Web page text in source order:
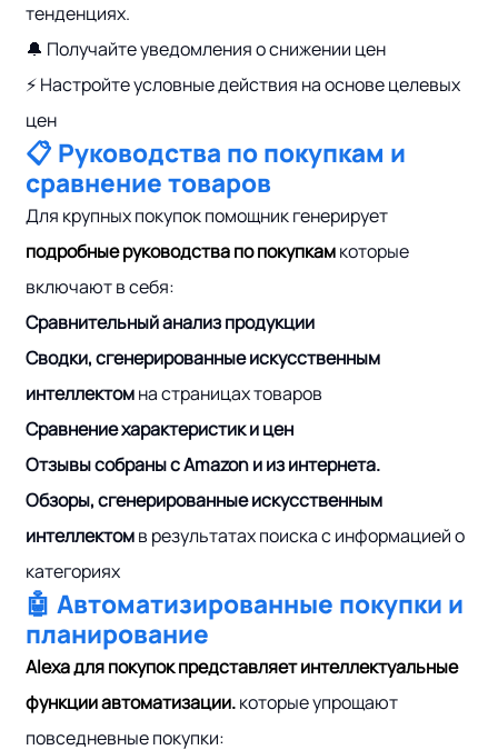
тенденциях.
🔔 Получайте уведомления о снижении цен
⚡ Настройте условные действия на основе целевых
цен
📋 Руководства по покупкам и
сравнение товаров
Для крупных покупок помощник генерирует
подробные руководства по покупкамкоторые
включают в себя:
Сравнительный анализ продукции
Сводки, сгенерированные искусственным
интеллектомна страницах товаров
Сравнение характеристик и цен
Отзывы собраны с Amazon и из интернета.
Обзоры, сгенерированные искусственным
интеллектомв результатах поиска с информацией о
категориях
🤖 Автоматизированные покупки и
планирование
Alexa для покупок представляет интеллектуальные
функции автоматизации.которые упрощают
повседневные покупки: